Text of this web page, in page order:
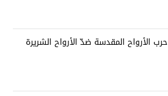
حرب الأرواح المقدسة ضدّ الأرواح الشريرة